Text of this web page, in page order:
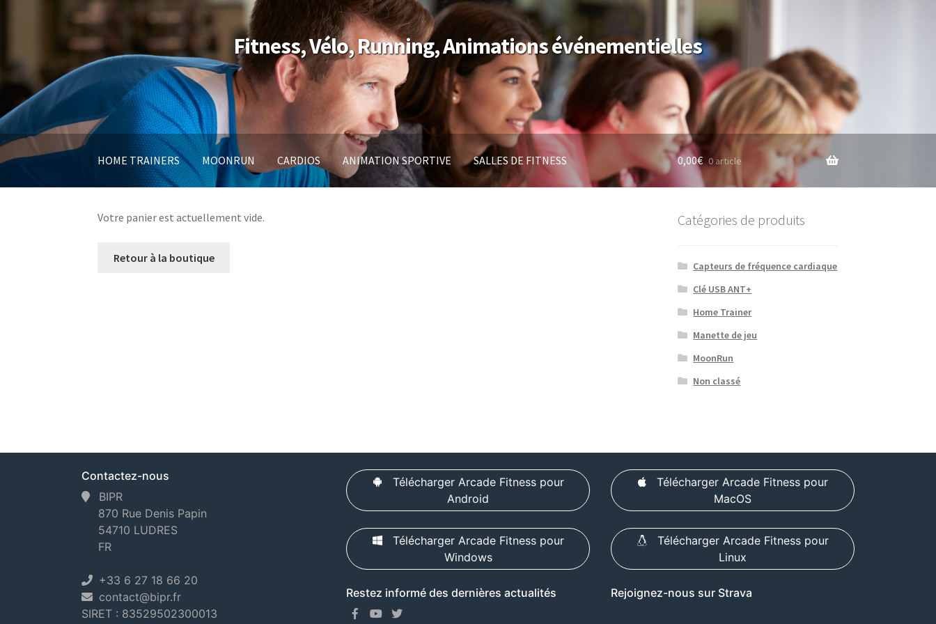
Aller
navigation
Aller
au
contenu
Fitness, Vélo, Running, Animations événementielles
HOME TRAINERS MOONRUN CARDIOS ANIMATION SPORTIVE SALLES DE FITNESS 0,00€ 0 article
Votre panier est actuellement vide.
Retour à la boutique
Catégories de produits
Capteurs de fréquence cardiaque
Clé USB ANT+
Home Trainer
Manette de jeu
MoonRun
Non classé
Contactez-nous
BIPR
870 Rue Denis Papin
54710 LUDRES
FR
+33 6 27 18 66 20
contact@bipr.fr
SIRET : 83529502300013
Télécharger Arcade Fitness pour
Android
Télécharger Arcade Fitness pour
Windows
Restez informé des dernières actualités
Télécharger Arcade Fitness pour
MacOS
Télécharger Arcade Fitness pour
Linux
Rejoignez-nous sur Strava